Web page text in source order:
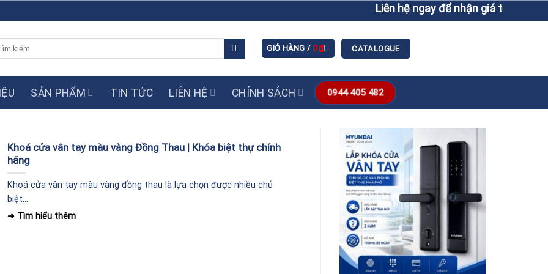
Liên hệ ngay để nhận giá tốt hơn giá
GIỎ HÀNG / 0₫ CATALOGUE
SẢN PHẨM TIN TỨC LIÊN HỆ CHÍNH SÁCH 0944 405 482
Khoá cửa vân tay màu vàng Đồng Thau | Khóa biệt thự chính
hãng
Khoá cửa vân tay màu vàng đồng thau là lựa chọn được nhiều chủ
biệt...